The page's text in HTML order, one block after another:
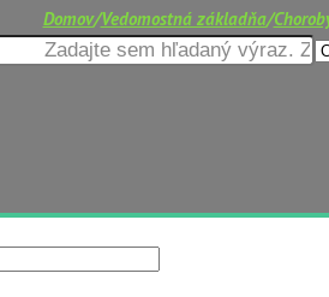
Domov/Vedomostná základňa/